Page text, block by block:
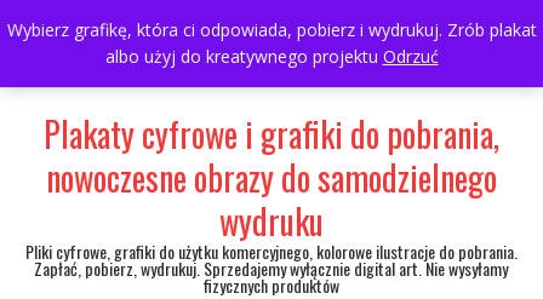
Wybierz grafikę, która ci odpowiada, pobierz i wydrukuj. Zrób plakat
albo użyj do kreatywnego projektu Odrzuć
to
697063361
walulik@gmail.com
My Account
Plakaty cyfrowe i grafiki do pobrania,
nowoczesne obrazy do samodzielnego
wydruku
Pliki cyfrowe, grafiki do użytku komercyjnego, kolorowe ilustracje do pobrania.
Zapłać, pobierz, wydrukuj. Sprzedajemy wyłącznie digital art. Nie wysyłamy
fizycznych produktów